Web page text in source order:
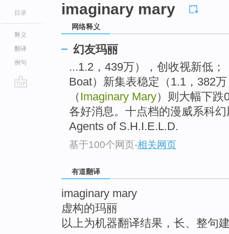
目录
释义
翻译
例句
imaginary mary
网络释义
幻友玛丽
...1.2，439万），创收视新低
Boat）新集表稳定（1.1，382
（ Imaginary Mary）则大幅下跌
各好消息。十点档的漫威系科
Agents of S.H.I.E.L.D.
基于100个网页-相关网页
有道翻译
imaginary mary
虚构的玛丽
以上为机器翻译结果，长、整句